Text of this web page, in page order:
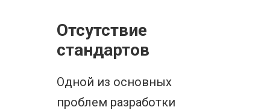
Отсутствие
стандартов
Одной из основных
проблем разработки